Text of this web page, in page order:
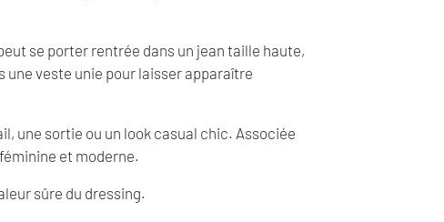
se porter rentrée dans un jean taille haute,
veste unie pour laisser apparaître
une sortie ou un look casual chic. Associée
et moderne.
sûre du dressing.